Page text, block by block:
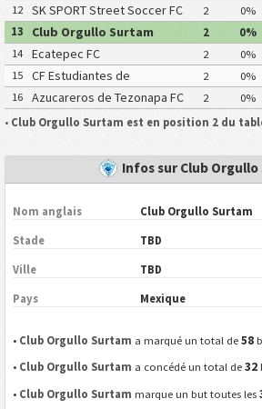
12
SK SPORT Street Soccer FC 2 0%
13
Club Orgullo Surtam 2 0%
14
Ecatepec FC 2 0%
15
CF Estudiantes de
Atlacomulco
2 0%
16
Azucareros de Tezonapa FC 2 0%
• Club Orgullo Surtam est en position 2 du
Infos sur Club
Nom anglais Club Orgullo Surtam
Stade TBD
Ville TBD
Pays Mexique
• Club Orgullo Surtam a marqué un total de58
• Club Orgullo Surtam a concédé un total de32
• Club Orgullo Surtam marque un but toutes les